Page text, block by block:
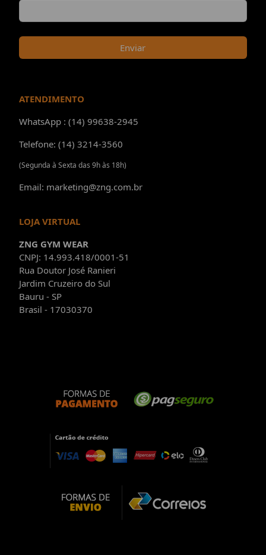
Enviar
ATENDIMENTO
WhatsApp : (14) 99638-2945
Telefone: (14) 3214-3560
(Segunda à Sexta das 9h às 18h)
Email: marketing@zng.com.br
LOJA VIRTUAL
ZNG GYM WEAR
CNPJ: 14.993.418/0001-51
Rua Doutor José Ranieri
Jardim Cruzeiro do Sul
Bauru - SP
Brasil - 17030370